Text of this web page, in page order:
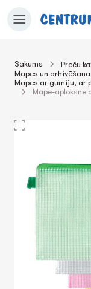
uz
Sākums Preču
Mapes un arhivēšana
Mapes ar gumiju, ar
Mape-aploksne